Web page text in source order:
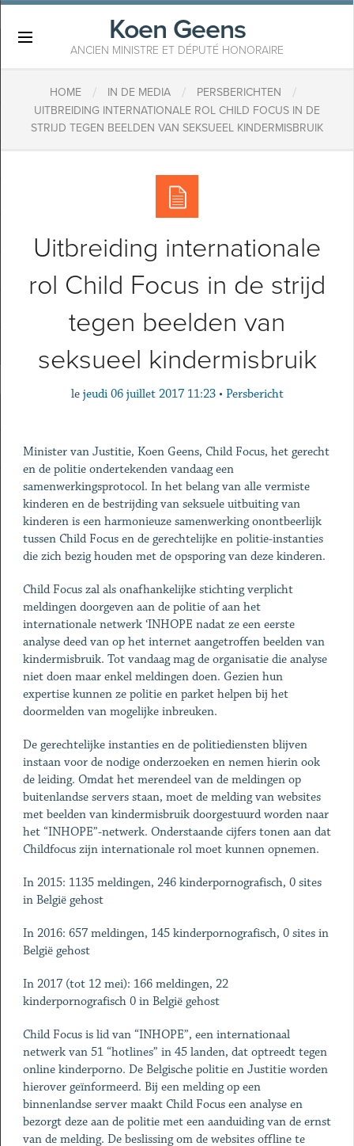
Koen Geens
ANCIEN MINISTRE ET DÉPUTÉ HONORAIRE
HOME / IN DE MEDIA / PERSBERICHTEN /
UITBREIDING INTERNATIONALE ROL CHILD FOCUS IN DE
STRIJD TEGEN BEELDEN VAN SEKSUEEL KINDERMISBRUIK
Uitbreiding internationale
rol Child Focus in de strijd
tegen beelden van
seksueel kindermisbruik
le jeudi 06 juillet 2017 11:23 • Persbericht
Minister van Justitie, Koen Geens, Child Focus, het gerecht
en de politie ondertekenden vandaag een
samenwerkingsprotocol. In het belang van alle vermiste
kinderen en de bestrijding van seksuele uitbuiting van
kinderen is een harmonieuze samenwerking onontbeerlijk
tussen Child Focus en de gerechtelijke en politie-instanties
die zich bezig houden met de opsporing van deze kinderen.
Child Focus zal als onafhankelijke stichting verplicht
meldingen doorgeven aan de politie of aan het
internationale netwerk ‘INHOPE nadat ze een eerste
analyse deed van op het internet aangetroffen beelden van
kindermisbruik. Tot vandaag mag de organisatie die analyse
niet doen maar enkel meldingen doen. Gezien hun
expertise kunnen ze politie en parket helpen bij het
doormelden van mogelijke inbreuken.
De gerechtelijke instanties en de politiediensten blijven
instaan voor de nodige onderzoeken en nemen hierin ook
de leiding. Omdat het merendeel van de meldingen op
buitenlandse servers staan, moet de melding van websites
met beelden van kindermisbruik doorgestuurd worden naar
het “INHOPE”-netwerk. Onderstaande cijfers tonen aan dat
Childfocus zijn internationale rol moet kunnen opnemen.
In 2015: 1135 meldingen, 246 kinderpornografisch, 0 sites
in België gehost
In 2016: 657 meldingen, 145 kinderpornografisch, 0 sites in
België gehost
In 2017 (tot 12 mei): 166 meldingen, 22
kinderpornografisch 0 in België gehost
Child Focus is lid van “INHOPE”, een internationaal
netwerk van 51 “hotlines” in 45 landen, dat optreedt tegen
online kinderporno. De Belgische politie en Justitie worden
hierover geïnformeerd. Bij een melding op een
binnenlandse server maakt Child Focus een analyse en
bezorgt deze aan de politie met een aanduiding van de ernst
van de melding. De beslissing om de websites offline te